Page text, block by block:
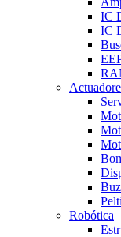
IC
IC
Robótica